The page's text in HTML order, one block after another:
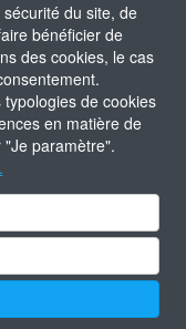
du site, de
bénéficier de
des cookies, le cas
de cookies
en matière de
paramètre".